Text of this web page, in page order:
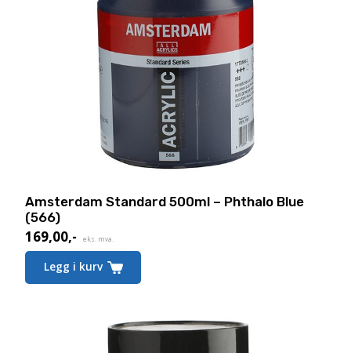
Amsterdam Standard 500ml – Phthalo Blue
(566)
169,00,- eks. mva.
Legg i kurv